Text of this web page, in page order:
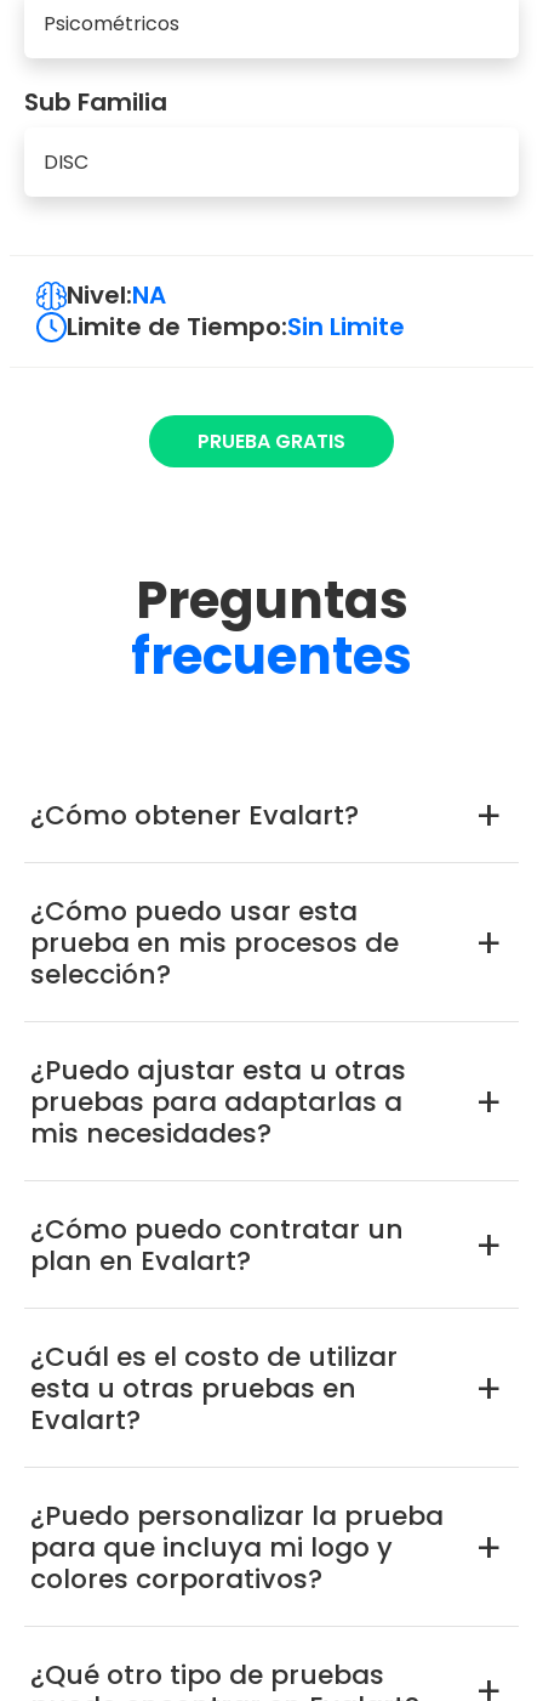
Psicométricos
Sub Familia
DISC
Nivel:NA
Limite de Tiempo:Sin Limite
PRUEBA GRATIS
Preguntas
frecuentes
a
¿Cómo obtener Evalart?
a
¿Cómo puedo usar esta
prueba en mis procesos de
selección?
a
¿Puedo ajustar esta u otras
pruebas para adaptarlas a
mis necesidades?
a
¿Cómo puedo contratar un
plan en Evalart?
a
¿Cuál es el costo de utilizar
esta u otras pruebas en
Evalart?
a
¿Puedo personalizar la prueba
para que incluya mi logo y
colores corporativos?
a
¿Qué otro tipo de pruebas